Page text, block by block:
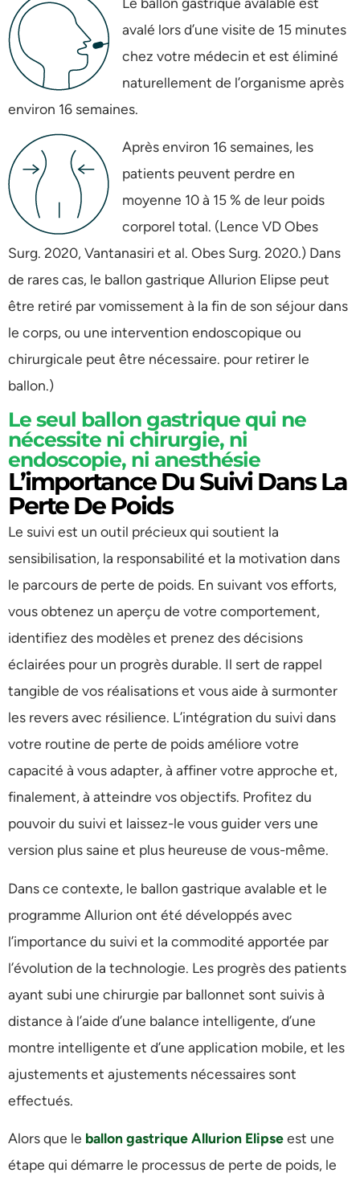
avalé lors d’une visite de 15 minutes
chez votre médecin et est éliminé
naturellement de l’organisme après
environ 16 semaines.
Après environ 16 semaines, les
patients peuvent perdre en
moyenne 10 à 15 % de leur poids
corporel total. (Lence VD Obes
Surg. 2020, Vantanasiri et al. Obes Surg. 2020.) Dans
de rares cas, le ballon gastrique Allurion Elipse peut
être retiré par vomissement à la fin de son séjour dans
le corps, ou une intervention endoscopique ou
chirurgicale peut être nécessaire. pour retirer le
ballon.)
Le seul ballon gastrique qui ne
nécessite ni chirurgie, ni
endoscopie, ni anesthésie
L’importance Du Suivi Dans La
Perte De Poids
Le suivi est un outil précieux qui soutient la
sensibilisation, la responsabilité et la motivation dans
le parcours de perte de poids. En suivant vos efforts,
vous obtenez un aperçu de votre comportement,
identifiez des modèles et prenez des décisions
éclairées pour un progrès durable. Il sert de rappel
tangible de vos réalisations et vous aide à surmonter
les revers avec résilience. L’intégration du suivi dans
votre routine de perte de poids améliore votre
capacité à vous adapter, à affiner votre approche et,
finalement, à atteindre vos objectifs. Profitez du
pouvoir du suivi et laissez-le vous guider vers une
version plus saine et plus heureuse de vous-même.
Dans ce contexte, le ballon gastrique avalable et le
programme Allurion ont été développés avec
l’importance du suivi et la commodité apportée par
l’évolution de la technologie. Les progrès des patients
ayant subi une chirurgie par ballonnet sont suivis à
distance à l’aide d’une balance intelligente, d’une
montre intelligente et d’une application mobile, et les
ajustements et ajustements nécessaires sont
effectués.
Alors que le ballon gastrique Allurion Elipseest une
étape qui démarre le processus de perte de poids, le